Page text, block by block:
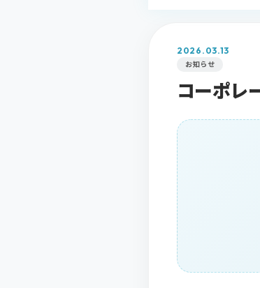
2026.03.13
お知らせ
コーポレ